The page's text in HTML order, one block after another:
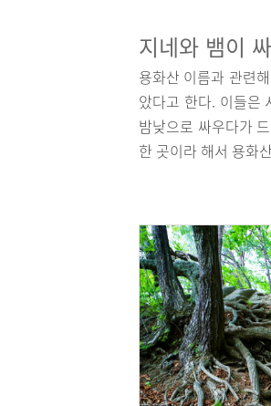
지네와 뱀이
용화산 이름과 관련
았다고 한다. 이들은
밤낮으로 싸우다가
한 곳이라 해서 용화